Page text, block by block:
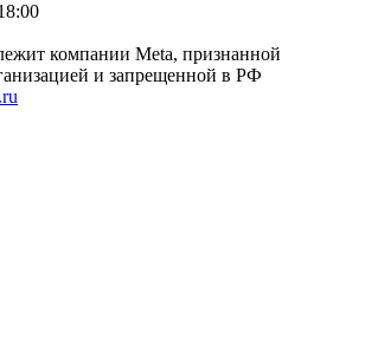
компании Meta, признанной
и запрещенной в РФ